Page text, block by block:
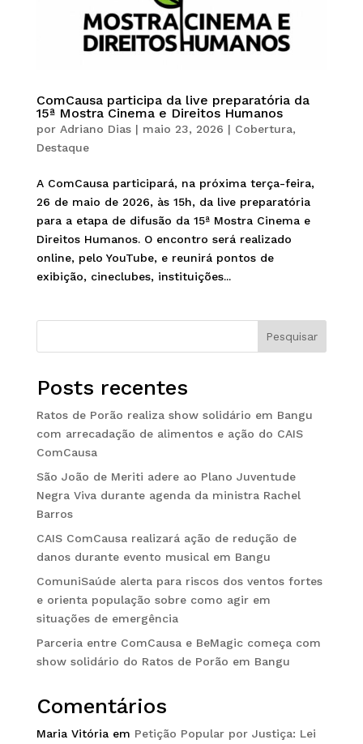
ComCausa participa da live preparatória da
15ª Mostra Cinema e Direitos Humanos
por Adriano Dias| maio 23, 2026 | Cobertura,
Destaque
A ComCausa participará, na próxima terça-feira,
26 de maio de 2026, às 15h, da live preparatória
para a etapa de difusão da 15ª Mostra Cinema e
Direitos Humanos. O encontro será realizado
online, pelo YouTube, e reunirá pontos de
exibição, cineclubes, instituições...
Pesquisar
Posts recentes
Ratos de Porão realiza show solidário em Bangu
com arrecadação de alimentos e ação do CAIS
ComCausa
São João de Meriti adere ao Plano Juventude
Negra Viva durante agenda da ministra Rachel
Barros
CAIS ComCausa realizará ação de redução de
danos durante evento musical em Bangu
ComuniSaúde alerta para riscos dos ventos fortes
e orienta população sobre como agir em
situações de emergência
Parceria entre ComCausa e BeMagic começa com
show solidário do Ratos de Porão em Bangu
Comentários
Maria Vitóriaem Petição Popular por Justiça: Lei